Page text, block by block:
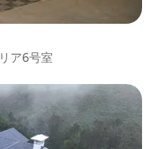
ア6号室